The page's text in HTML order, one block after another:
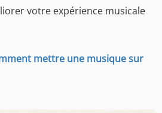
votre expérience musicale
mettre une musique sur